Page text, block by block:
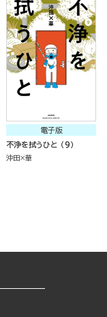
電子版
不浄を拭うひと （9）
沖田×華